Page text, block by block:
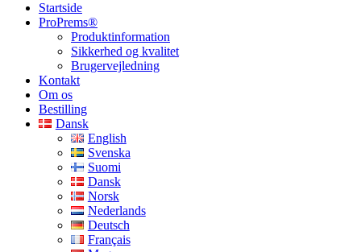
Startside
ProPrems®
Produktinformation
Sikkerhed og kvalitet
Brugervejledning
Kontakt
Om os
Bestilling
Dansk
English
Svenska
Suomi
Dansk
Norsk
Nederlands
Deutsch
Français